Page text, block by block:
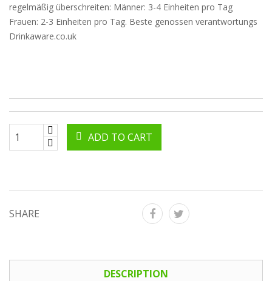
regelmäßig überschreiten: Männer: 3-4 Einheiten pro Tag
Frauen: 2-3 Einheiten pro Tag. Beste genossen verantwortungs
Drinkaware.co.uk
ADD TO CART
SHARE
DESCRIPTION